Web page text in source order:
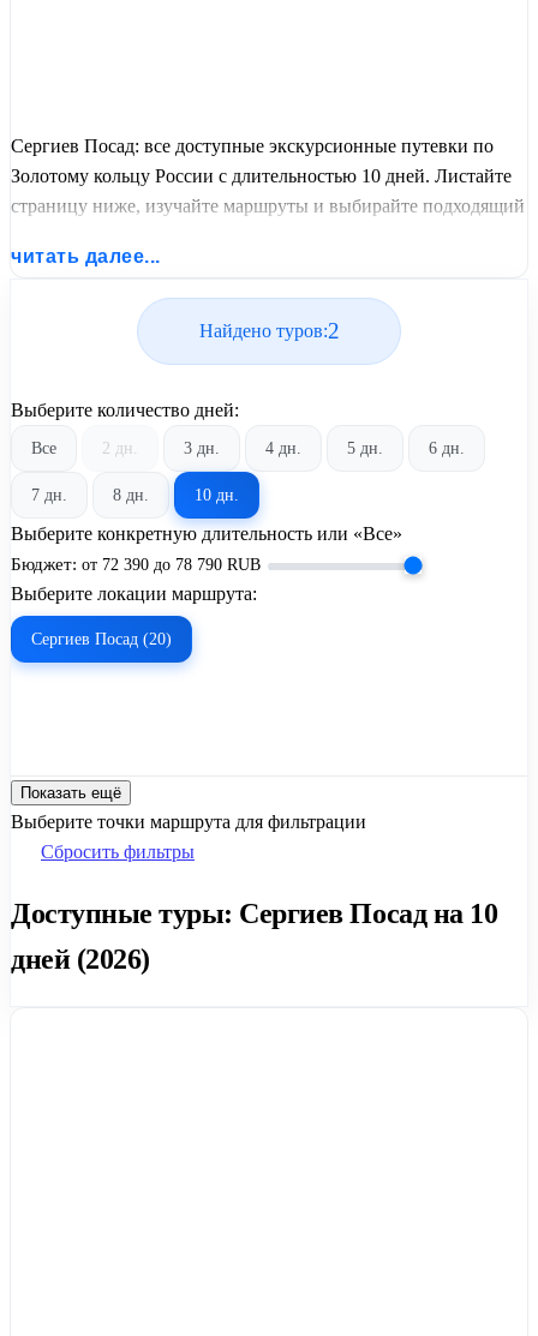
Сергиев Посад: все доступные экскурсионные путевки по
Золотому кольцу России с длительностью 10 дней. Листайте
страницу ниже, изучайте маршруты и выбирайте подходящий
от United Travel Systems.
читать далее...
Найдено туров:2
Выберите количество дней:
Все 2 дн. 3 дн. 4 дн. 5 дн. 6 дн.
7 дн. 8 дн. 10 дн.
Выберите конкретную длительность или «Все»
Бюджет: от 72 390 до 78 790 RUB
Выберите локации маршрута:
Сергиев Посад (20)
Показать ещё
Выберите точки маршрута для фильтрации
Сбросить фильтры
Доступные туры: Сергиев Посад на 10
дней (2026)